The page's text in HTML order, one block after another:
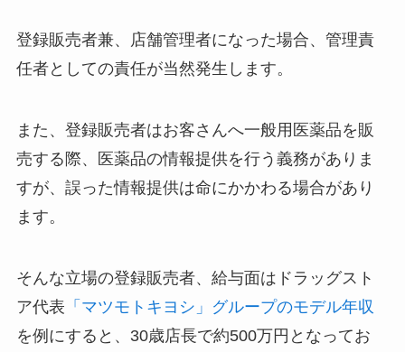
登録販売者兼、店舗管理者になった場合、管理責
任者としての責任が当然発生します。
また、登録販売者はお客さんへ一般用医薬品を販
売する際、医薬品の情報提供を行う義務がありま
すが、誤った情報提供は命にかかわる場合があり
ます。
そんな立場の登録販売者、給与面はドラッグスト
ア代表 「マツモトキヨシ」グループのモデル年収
を例にすると、30歳店長で約500万円となってお